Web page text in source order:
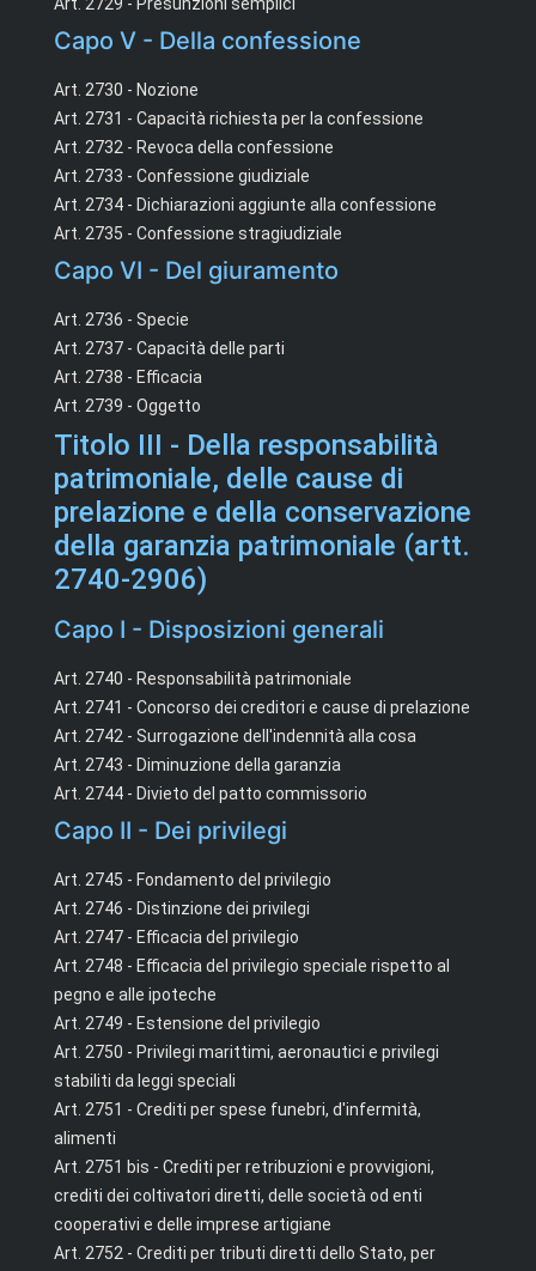
Art. 2729 - Presunzioni semplici
Capo V - Della confessione
Art. 2730 - Nozione
Art. 2731 - Capacità richiesta per la confessione
Art. 2732 - Revoca della confessione
Art. 2733 - Confessione giudiziale
Art. 2734 - Dichiarazioni aggiunte alla confessione
Art. 2735 - Confessione stragiudiziale
Capo VI - Del giuramento
Art. 2736 - Specie
Art. 2737 - Capacità delle parti
Art. 2738 - Efficacia
Art. 2739 - Oggetto
Titolo III - Della responsabilità
patrimoniale, delle cause di
prelazione e della conservazione
della garanzia patrimoniale (artt.
2740-2906)
Capo I - Disposizioni generali
Art. 2740 - Responsabilità patrimoniale
Art. 2741 - Concorso dei creditori e cause di prelazione
Art. 2742 - Surrogazione dell'indennità alla cosa
Art. 2743 - Diminuzione della garanzia
Art. 2744 - Divieto del patto commissorio
Capo II - Dei privilegi
Art. 2745 - Fondamento del privilegio
Art. 2746 - Distinzione dei privilegi
Art. 2747 - Efficacia del privilegio
Art. 2748 - Efficacia del privilegio speciale rispetto al
pegno e alle ipoteche
Art. 2749 - Estensione del privilegio
Art. 2750 - Privilegi marittimi, aeronautici e privilegi
stabiliti da leggi speciali
Art. 2751 - Crediti per spese funebri, d'infermità,
alimenti
Art. 2751 bis - Crediti per retribuzioni e provvigioni,
crediti dei coltivatori diretti, delle società od enti
cooperativi e delle imprese artigiane
Art. 2752 - Crediti per tributi diretti dello Stato, per